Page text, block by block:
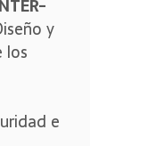
y
los
e